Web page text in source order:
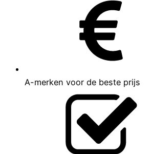
A-merken voor de beste prijs